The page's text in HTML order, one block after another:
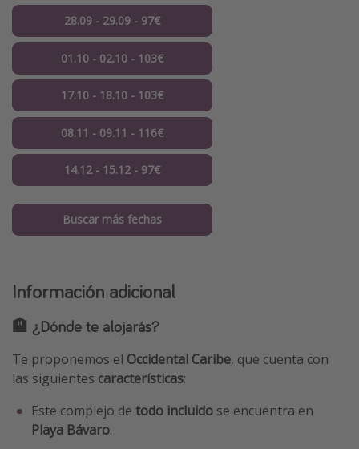
28.09 - 29.09 - 97€
01.10 - 02.10 - 103€
17.10 - 18.10 - 103€
08.11 - 09.11 - 116€
14.12 - 15.12 - 97€
Buscar más fechas
Información adicional
🏨 ¿Dónde te alojarás?
Te proponemos el Occidental Caribe, que cuenta con
las siguientes características:
Este complejo de todo incluido se encuentra en
Playa Bávaro.